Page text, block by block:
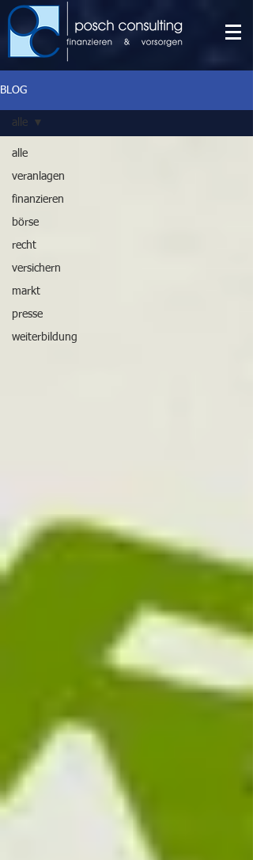
BLOG
alle
veranlagen
finanzieren
börse
recht
versichern
markt
presse
weiterbildung
alle